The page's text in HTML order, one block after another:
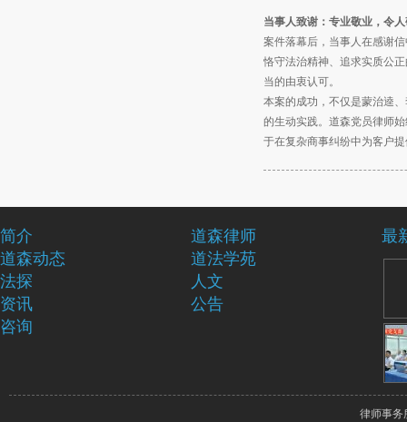
当事人致谢：专业敬业，令
案件落幕后，当事人在感谢
恪守法治精神、追求实质公
当的由衷认可。
本案的成功，不仅是蒙治逵
的生动实践。道森党员律师
于在复杂商事纠纷中为客户
简介
道森律师
道森动态
道法学苑
法探
人文
资讯
公告
咨询
最
律师事务